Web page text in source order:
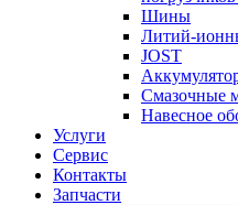
Шины
Литий-
JOST
Смазочные
Навесное
Услуги
Сервис
Контакты
Запчасти